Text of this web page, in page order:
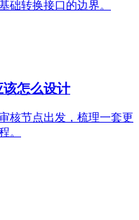
础转换接口的边界。
怎么设计
核节点出发，梳理一套更
。